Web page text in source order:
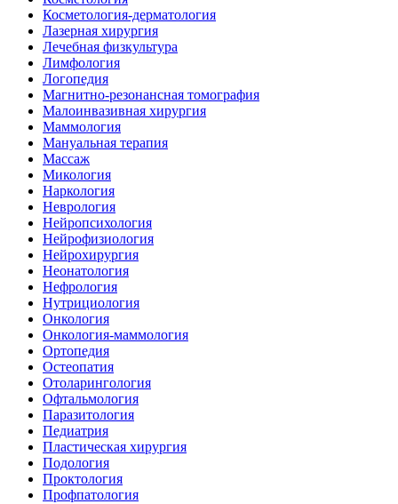
Косметология-дерматология
Лазерная хирургия
Лечебная физкультура
Лимфология
Логопедия
Магнитно-резонансная томография
Малоинвазивная хирургия
Маммология
Мануальная терапия
Массаж
Микология
Наркология
Неврология
Нейропсихология
Нейрофизиология
Нейрохирургия
Неонатология
Нефрология
Нутрициология
Онкология
Онкология-маммология
Ортопедия
Остеопатия
Отоларингология
Офтальмология
Паразитология
Педиатрия
Пластическая хирургия
Подология
Проктология
Профпатология